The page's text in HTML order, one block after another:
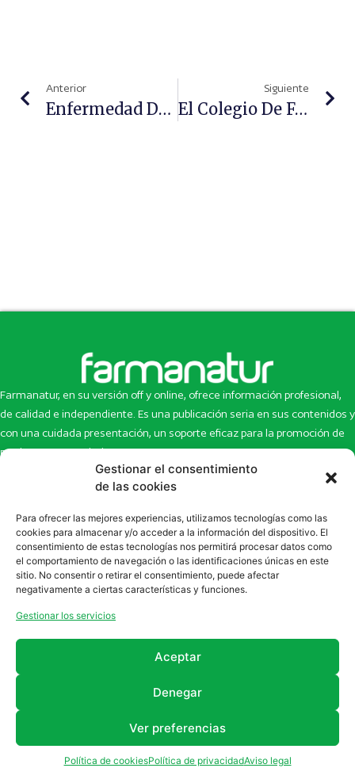
Gestionar el consentimiento
de las cookies
Para ofrecer las mejores experiencias, utilizamos tecnologías como las
cookies para almacenar y/o acceder a la información del dispositivo. El
consentimiento de estas tecnologías nos permitirá procesar datos como
el comportamiento de navegación o las identificaciones únicas en este
sitio. No consentir o retirar el consentimiento, puede afectar
negativamente a ciertas características y funciones.
Gestionar los servicios
Aceptar
Denegar
Ver preferencias
Política de cookiesPolítica de privacidadAviso legal
Anterior
Enfermedad De Crohn: Terapias Biológicas Y Dianas Prometedoras Que Revolucionan Su Abordaje
Siguiente
El Colegio De Farmacéuticos De Jaén Constituye El Observatorio De Farmacia Social
Farmanatur, en su versión off y online, ofrece información profesional,
de calidad e independiente. Es una publicación seria en sus contenidos y
con una cuidada presentación, un soporte eficaz para la promoción de
productos y novedades.
Inicio
Newsletter
Eco Multimedia
Contacto
Artículos
Escaparate
Enlaces de interés
SUSCRÍBETE A NUESTRO NEWSLETTER
la sección deNewsletter
Revista Farmanatur